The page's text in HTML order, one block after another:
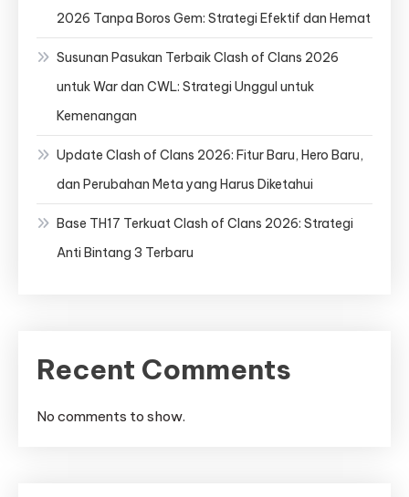
2026 Tanpa Boros Gem: Strategi Efektif dan Hemat
Susunan Pasukan Terbaik Clash of Clans 2026
untuk War dan CWL: Strategi Unggul untuk
Kemenangan
Update Clash of Clans 2026: Fitur Baru, Hero Baru,
dan Perubahan Meta yang Harus Diketahui
Base TH17 Terkuat Clash of Clans 2026: Strategi
Anti Bintang 3 Terbaru
Recent Comments
No comments to show.